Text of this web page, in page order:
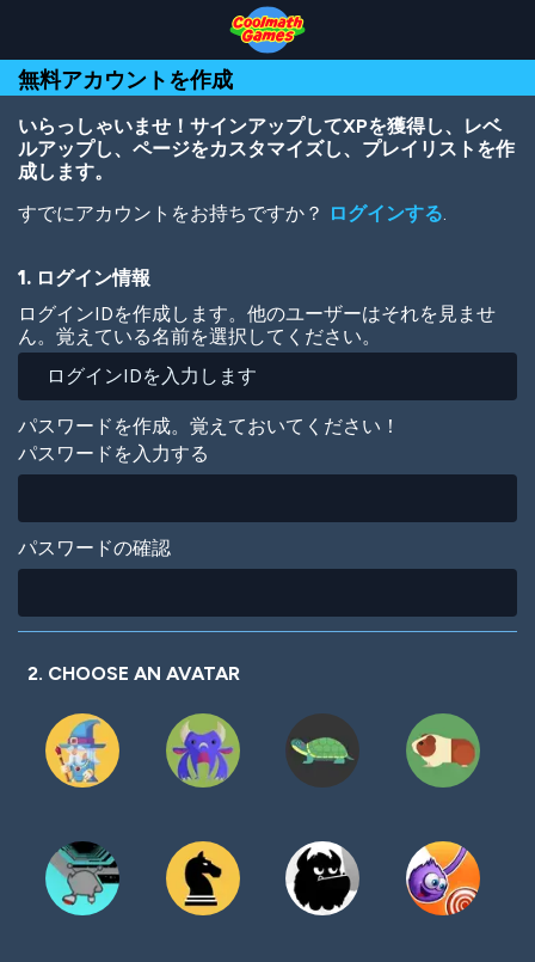
Top
of
Page
Navigation
Main
Content
Footer
ン
コ
ン
移
無料アカウントを作成
いらっしゃいませ！サインアップしてXPを獲得し、レベ
ルアップし、ページをカスタマイズし、プレイリストを作
成します。
すでにアカウントをお持ちですか？ ログインする.
1. ログイン情報
ログインIDを作成します。他のユーザーはそれを見ませ
ん。覚えている名前を選択してください。
パスワードを作成。覚えておいてください！
パスワードを入力する
パスワードの確認
2. CHOOSE AN AVATAR